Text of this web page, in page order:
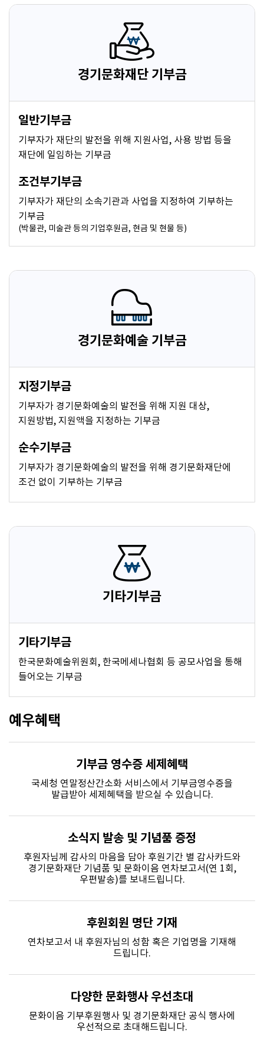
경기문화재단 기부금
일반기부금
기부자가 재단의 발전을 위해 지원사업, 사용 방법 등을
재단에 일임하는 기부금
조건부기부금
기부자가 재단의 소속기관과 사업을 지정하여 기부하는
기부금
(박물관, 미술관 등의 기업후원금, 현금 및 현물 등)
경기문화예술 기부금
지정기부금
기부자가 경기문화예술의 발전을 위해 지원 대상,
지원방법, 지원액을 지정하는 기부금
순수기부금
기부자가 경기문화예술의 발전을 위해 경기문화재단에
조건 없이 기부하는 기부금
기타기부금
기타기부금
한국문화예술위원회, 한국메세나협회 등 공모사업을 통해
들어오는 기부금
예우혜택
기부금 영수증 세제혜택
국세청 연말정산간소화 서비스에서 기부금영수증을
발급받아 세제혜택을 받으실 수 있습니다.
소식지 발송 및 기념품 증정
후원자님께 감사의 마음을 담아 후원기간 별 감사카드와
경기문화재단 기념품 및 문화이음 연차보고서(연 1회,
우편발송)를 보내드립니다.
후원회원 명단 기재
연차보고서 내 후원자님의 성함 혹은 기업명을 기재해
드립니다.
다양한 문화행사 우선초대
문화이음 기부후원행사 및 경기문화재단 공식 행사에
우선적으로 초대해드립니다.